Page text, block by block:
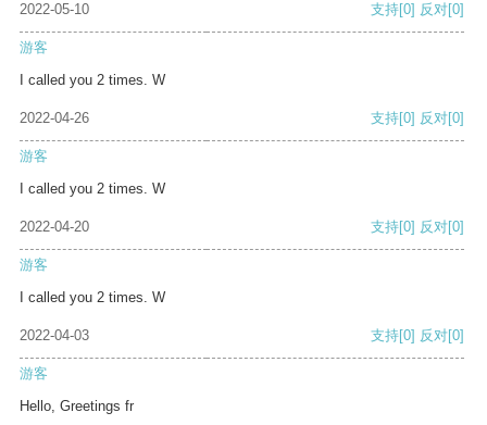
2022-05-10 支持[0] 反对[0]
游客
I called you 2 times. W
2022-04-26 支持[0] 反对[0]
游客
I called you 2 times. W
2022-04-20 支持[0] 反对[0]
游客
I called you 2 times. W
2022-04-03 支持[0] 反对[0]
游客
Hello, Greetings fr